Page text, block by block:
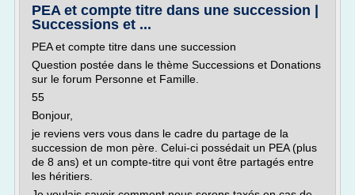
PEA et compte titre dans une succession |
Successions et ...
PEA et compte titre dans une succession
Question postée dans le thème Successions et Donations
sur le forum Personne et Famille.
55
Bonjour,
je reviens vers vous dans le cadre du partage de la
succession de mon père. Celui-ci possédait un PEA (plus
de 8 ans) et un compte-titre qui vont être partagés entre
les héritiers.